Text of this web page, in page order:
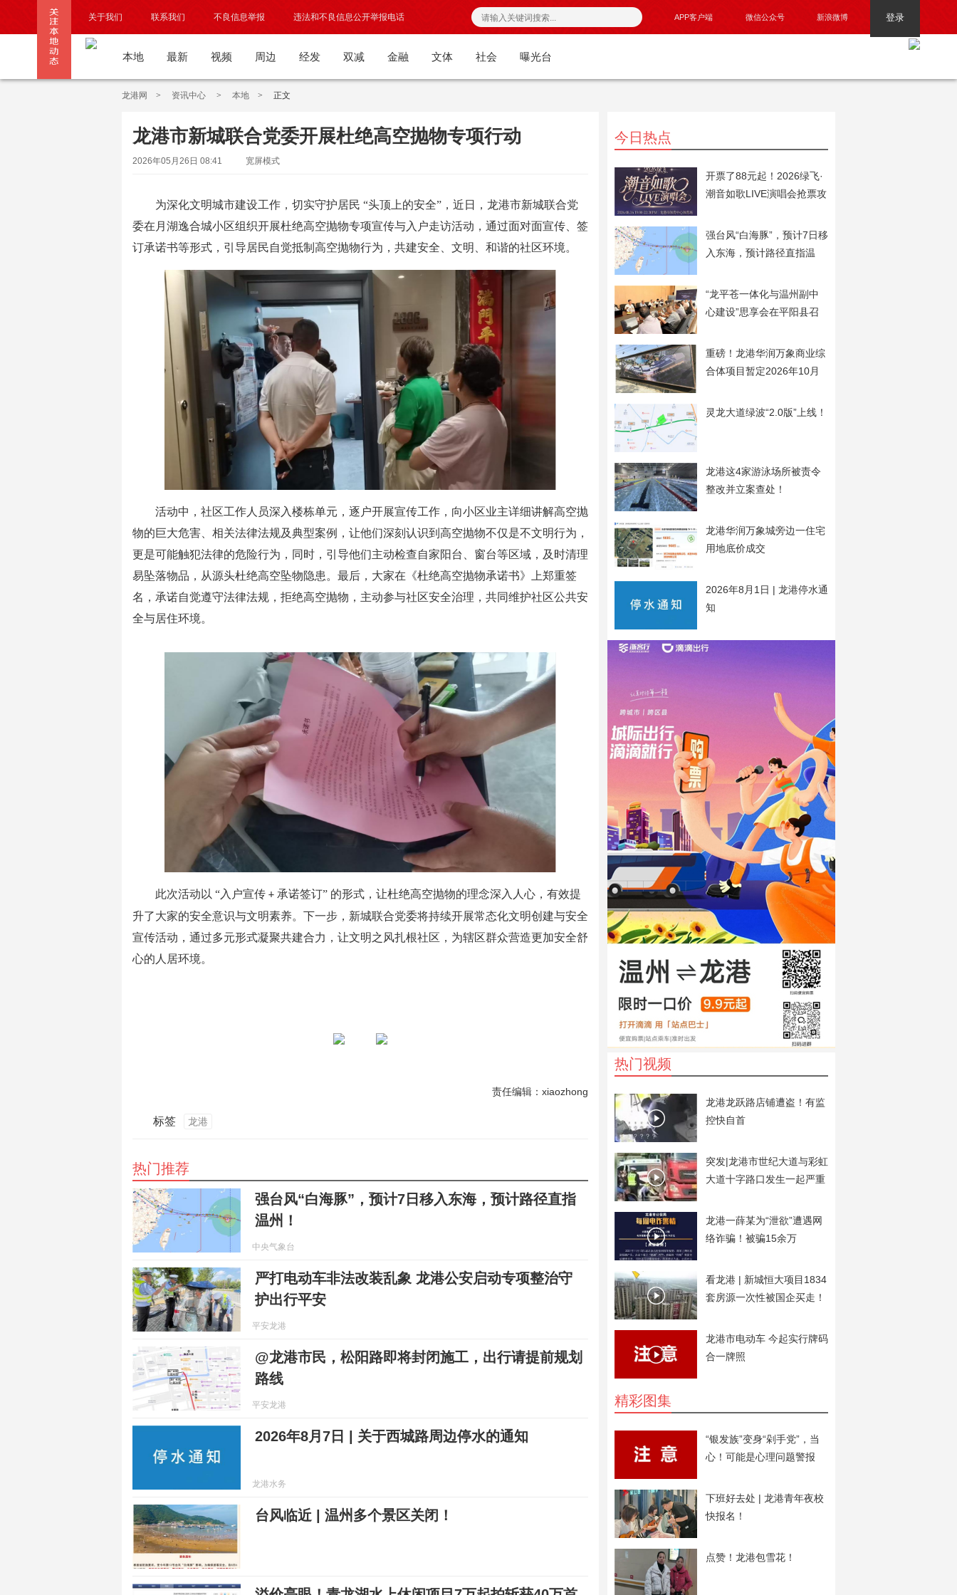
关于我们 联系我们 不良信息举报 违法和不良信息公开举报电话 APP客户端 微信公众号 新浪微博 登录
本地 最新 视频 周边 经发 双减 金融 文体 社会 曝光台
龙港网 > 资讯中心 > 本地 > 正文
龙港市新城联合党委开展杜绝高空抛物专项行动
2026年05月26日 08:41 宽屏模式
为深化文明城市建设工作，切实守护居民 “头顶上的安全”，近日，龙港市新城联合党
委在月湖逸合城小区组织开展杜绝高空抛物专项宣传与入户走访活动，通过面对面宣传、签
订承诺书等形式，引导居民自觉抵制高空抛物行为，共建安全、文明、和谐的社区环境。
活动中，社区工作人员深入楼栋单元，逐户开展宣传工作，向小区业主详细讲解高空抛
物的巨大危害、相关法律法规及典型案例，让他们深刻认识到高空抛物不仅是不文明行为，
更是可能触犯法律的危险行为，同时，引导他们主动检查自家阳台、窗台等区域，及时清理
易坠落物品，从源头杜绝高空坠物隐患。最后，大家在《杜绝高空抛物承诺书》上郑重签
名，承诺自觉遵守法律法规，拒绝高空抛物，主动参与社区安全治理，共同维护社区公共安
全与居住环境。
此次活动以 “入户宣传 + 承诺签订” 的形式，让杜绝高空抛物的理念深入人心，有效提
升了大家的安全意识与文明素养。下一步，新城联合党委将持续开展常态化文明创建与安全
宣传活动，通过多元形式凝聚共建合力，让文明之风扎根社区，为辖区群众营造更加安全舒
心的人居环境。
责任编辑：xiaozhong
标签 龙港
今日热点
开票了88元起！2026绿飞·
潮音如歌LIVE演唱会抢票攻
强台风“白海豚”，预计7日移
入东海，预计路径直指温
“龙平苍一体化与温州副中
心建设”思享会在平阳县召
重磅！龙港华润万象商业综
合体项目暂定2026年10月
灵龙大道绿波“2.0版”上线！
龙港这4家游泳场所被责令
整改并立案查处！
龙港华润万象城旁边一住宅
用地底价成交
2026年8月1日 | 龙港停水通
知
热门视频
龙港龙跃路店铺遭盗！有监
控快自首
突发|龙港市世纪大道与彩虹
大道十字路口发生一起严重
龙港一薛某为“泄欲”遭遇网
络诈骗！被骗15余万
看龙港 | 新城恒大项目1834
套房源一次性被国企买走！
龙港市电动车 今起实行牌码
合一牌照
精彩图集
“银发族”变身“剁手党”，当
心！可能是心理问题警报
下班好去处 | 龙港青年夜校
快报名！
点赞！龙港包雪花！
热门推荐
强台风“白海豚”，预计7日移入东海，预计路径直指
温州！
中央气象台
严打电动车非法改装乱象 龙港公安启动专项整治守
护出行平安
平安龙港
@龙港市民，松阳路即将封闭施工，出行请提前规划
路线
平安龙港
2026年8月7日 | 关于西城路周边停水的通知
龙港水务
台风临近 | 温州多个景区关闭！